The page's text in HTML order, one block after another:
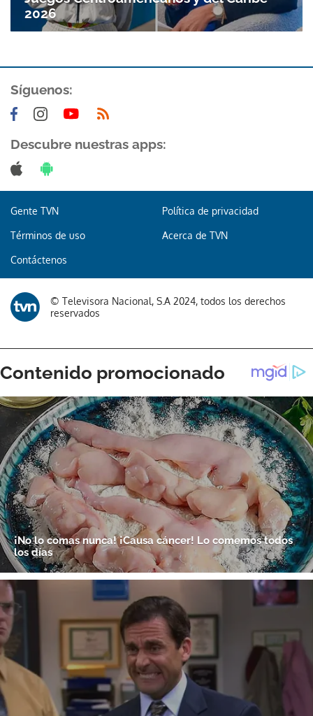
Gracias por suscribirte a nuestro boletín.
ACEPTAR
2026
Síguenos:
Descubre nuestras apps:
Gente TVN Política de privacidad
Términos de uso Acerca de TVN
Contáctenos
© Televisora Nacional, S.A 2024, todos los derechos
reservados